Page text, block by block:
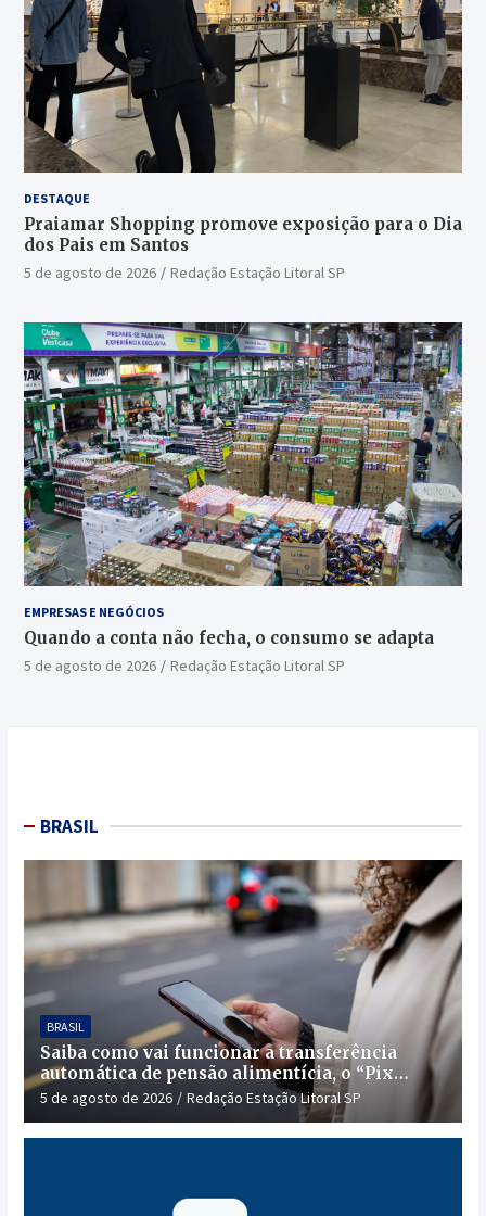
DESTAQUE
Praiamar Shopping promove exposição para o Dia
dos Pais em Santos
5 de agosto de 2026 Redação Estação Litoral SP
EMPRESAS E NEGÓCIOS
Quando a conta não fecha, o consumo se adapta
5 de agosto de 2026 Redação Estação Litoral SP
BRASIL
BRASIL
Saiba como vai funcionar a transferência
automática de pensão alimentícia, o “Pix
Pensão”
5 de agosto de 2026 Redação Estação Litoral SP